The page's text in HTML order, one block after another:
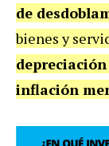
de
bienes y
inflación